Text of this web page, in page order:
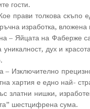
гости.
прави толкова скъпо
изработка, вложена
– Яйцата на Фаберже
дух и
– Изключително
хартия е едно най-
златни нишки,
шестцифрена сума.